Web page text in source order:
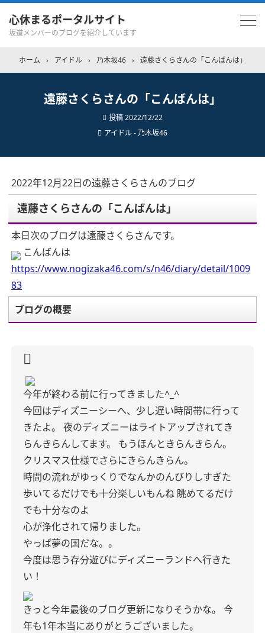
心休まるポータルサイト
坂道メンバーのブログを紹介しています
ホーム › アイドル › 乃木坂46 › 遠藤さくらさんの「こんばんは」
遠藤さくらさんの「こんばんは」
投稿2022/12/22
アイドル - 乃木坂46
2022年12月22日の遠藤さくらさんのブログ
遠藤さくらさんの「こんばんは」
本日次のブログは遠藤さくらさんです。
こんばんは
https://www.nogizaka46.com/s/n46/diary/detail/1009
83
ブログの概要
今年が終わる前に行ってきました^_^
今回はディズニーシーへ、少し遅い時間帯に行って
きたよ。
夜のディズニーはライトアップされてき
らんきらんしてます。
もうほんときらんきらん。
クリスマス仕様でさらにきらんきらん。
時間の流れがゆっくりでなんかのんびりしすぎた
歩いてるだけでも十分楽しいもんね 眺めてるだけ
でも十分なのよ
心が浄化されて帰りました。
やっぱ夢の国だな。。
今度は思う存分遊びにディズニーランドへ行きた
い！
きっと今年最後のブログ更新になりそうかな。
今
年も1年本当にありがとうございました。